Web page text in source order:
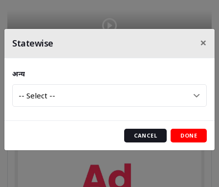
आनंद LCB की कार्रवाई: करमसद पंचवटी इलाके से बड़ी मात्रा में
Statewise ×
अन्य
CANCEL DONE